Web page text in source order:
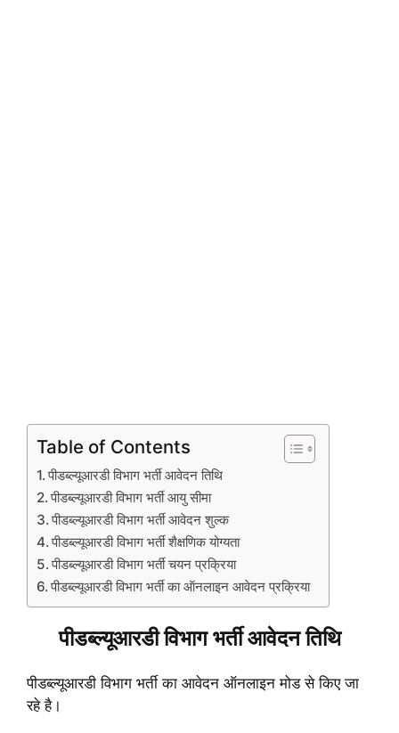
Table of Contents
पीडब्ल्यूआरडी विभाग भर्ती आवेदन तिथि
पीडब्ल्यूआरडी विभाग भर्ती आयु सीमा
पीडब्ल्यूआरडी विभाग भर्ती आवेदन शुल्क
पीडब्ल्यूआरडी विभाग भर्ती शैक्षणिक योग्यता
पीडब्ल्यूआरडी विभाग भर्ती चयन प्रक्रिया
पीडब्ल्यूआरडी विभाग भर्ती का ऑनलाइन आवेदन प्रक्रिया
पीडब्ल्यूआरडी विभाग भर्ती आवेदन तिथि
पीडब्ल्यूआरडी विभाग भर्ती का आवेदन ऑनलाइन मोड से किए जा
रहे है।